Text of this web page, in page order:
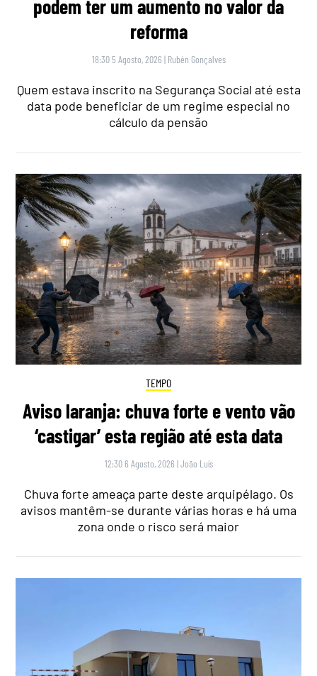
podem ter um aumento no valor da
reforma
18:30 5 Agosto, 2026 | Rubén Gonçalves
Quem estava inscrito na Segurança Social até esta
data pode beneficiar de um regime especial no
cálculo da pensão
TEMPO
Aviso laranja: chuva forte e vento vão
‘castigar’ esta região até esta data
12:30 6 Agosto, 2026 |João Luís
Chuva forte ameaça parte deste arquipélago. Os
avisos mantêm-se durante várias horas e há uma
zona onde o risco será maior